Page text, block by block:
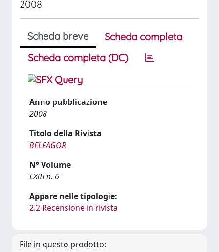
2008
Scheda breve
Scheda completa
Scheda completa (DC)
Anno pubblicazione
2008
Titolo della Rivista
BELFAGOR
N° Volume
LXIII n. 6
Appare nelle tipologie:
2.2 Recensione in rivista
File in questo prodotto: